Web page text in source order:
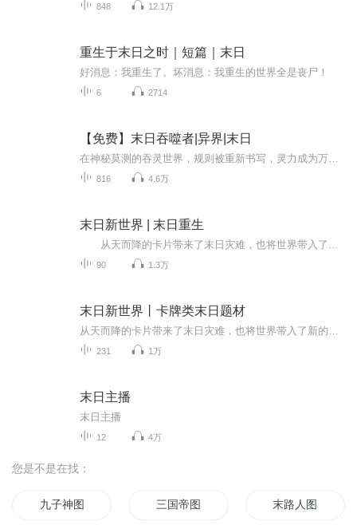
848 12.1万
重生于末日之时｜短篇｜末日
好消息：我重生了。坏消息：我重生的世界全是丧尸！
6 2714
【免费】末日吞噬者|异界|末日
816 4.6万
末日新世界 | 末日重生
90 1.3万
末日新世界丨卡牌类末日题材
231 1万
末日主播
末日主播
12 4万
您是不是在找：
九子神图 三国帝图 末路人图